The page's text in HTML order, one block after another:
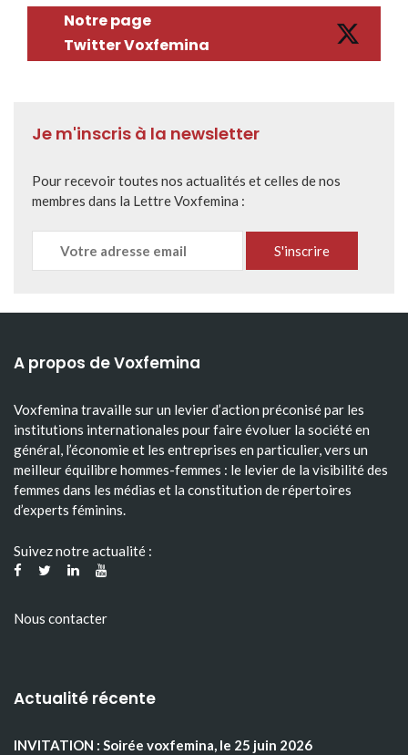
Notre page
Twitter Voxfemina
Je m'inscris à la newsletter
Pour recevoir toutes nos actualités et celles de nos
membres dans la Lettre Voxfemina :
A propos de Voxfemina
Voxfemina travaille sur un levier d’action préconisé par les
institutions internationales pour faire évoluer la société en
général, l’économie et les entreprises en particulier, vers un
meilleur équilibre hommes-femmes : le levier de la visibilité des
femmes dans les médias et la constitution de répertoires
d’experts féminins.
Suivez notre actualité :
Nous contacter
Actualité récente
INVITATION : Soirée voxfemina, le 25 juin 2026